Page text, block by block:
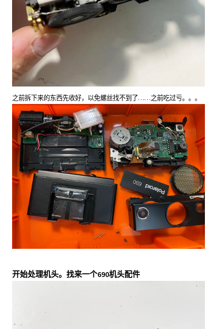
之前拆下来的东西先收好，以免螺丝找不到了……之前吃过亏。。。
开始处理机头。找来一个690机头配件